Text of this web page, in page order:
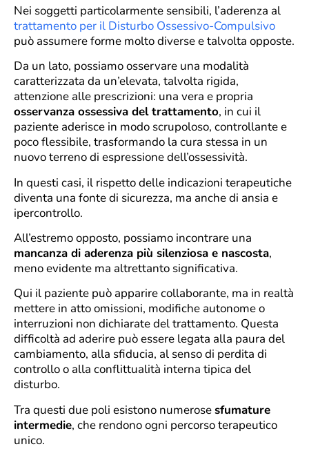
Nei soggetti particolarmente sensibili, l’aderenza al
trattamento per il Disturbo Ossessivo-Compulsivo
può assumere forme molto diverse e talvolta opposte.
Da un lato, possiamo osservare una modalità
caratterizzata da un’elevata, talvolta rigida,
attenzione alle prescrizioni: una vera e propria
osservanza ossessiva del trattamento, in cui il
paziente aderisce in modo scrupoloso, controllante e
poco flessibile, trasformando la cura stessa in un
nuovo terreno di espressione dell’ossessività.
In questi casi, il rispetto delle indicazioni terapeutiche
diventa una fonte di sicurezza, ma anche di ansia e
ipercontrollo.
All’estremo opposto, possiamo incontrare una
mancanza di aderenza più silenziosa e nascosta,
meno evidente ma altrettanto significativa.
Qui il paziente può apparire collaborante, ma in realtà
mettere in atto omissioni, modifiche autonome o
interruzioni non dichiarate del trattamento. Questa
difficoltà ad aderire può essere legata alla paura del
cambiamento, alla sfiducia, al senso di perdita di
controllo o alla conflittualità interna tipica del
disturbo.
Tra questi due poli esistono numerosesfumature
intermedie, che rendono ogni percorso terapeutico
unico.